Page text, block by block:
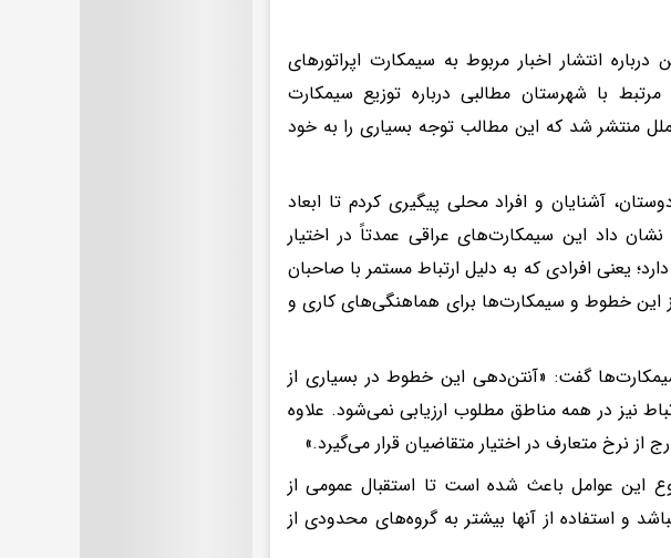
انتشار اخبار مربوط به سیمکارت اپراتورهای
با شهرستان مطالبی درباره توزیع سیمکارت
منتشر شد که این مطالب توجه بسیاری را به خود
آشنایان و افراد محلی پیگیری کردم تا ابعاد
داد این سیمکارت‌های عراقی عمدتاً در اختیار
یعنی افرادی که به ‌دلیل ارتباط مستمر با صاحبان
این خطوط و سیمکارت‌ها برای هماهنگی‌های کاری و
گفت: «آنتن‌دهی این خطوط در بسیاری از
نیز در همه مناطق مطلوب ارزیابی نمی‌شود. علاوه
از نرخ متعارف در اختیار متقاضیان قرار می‌گیرد.»
این عوامل باعث شده است تا استقبال عمومی از
و استفاده از آنها بیشتر به گروه‌های محدودی از